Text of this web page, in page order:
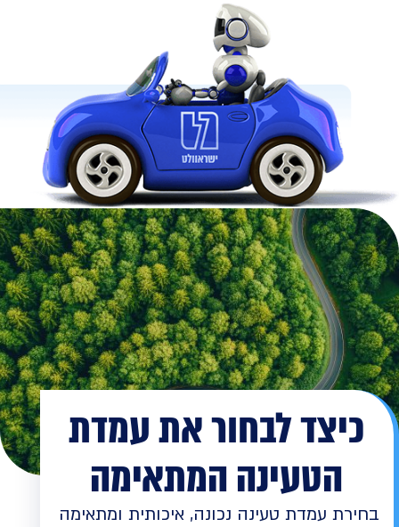
כיצד לבחור את עמדת
הטעינה המתאימה
בחירת עמדת טעינה נכונה, איכותית ומתאימה